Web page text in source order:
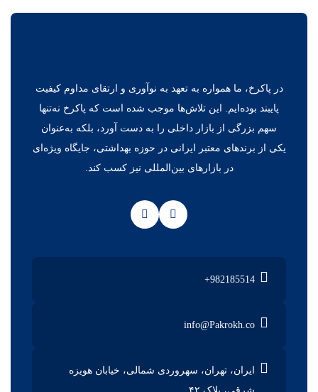
در پاکرخ، ما همواره به تعهد به نوآوری و ارتقای مداوم کیفیت
پایبند بوده‌ایم. این تلاش‌ها موجب شده است که پاکرخ نه‌تنها
سهم بزرگی از بازار داخلی را به دست آورد، بلکه به‌عنوان
یکی از برندهای معتبر ایرانی در حوزه بهداشتی، جایگاه ویژه‌ای
در بازارهای بین‌المللی نیز کسب کند.
+982185514
info@Pakrokh.co
ایران، تهران، سهروردی شمالی، خیابان هویزه